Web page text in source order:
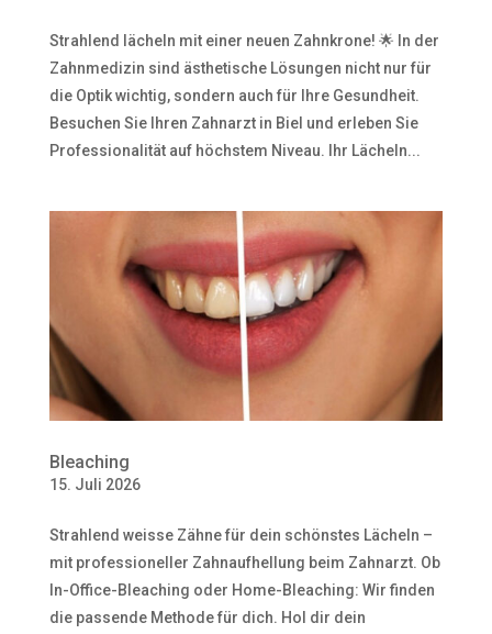
Strahlend lächeln mit einer neuen Zahnkrone! 🌟 In der
Zahnmedizin sind ästhetische Lösungen nicht nur für
die Optik wichtig, sondern auch für Ihre Gesundheit.
Besuchen Sie Ihren Zahnarzt in Biel und erleben Sie
Professionalität auf höchstem Niveau. Ihr Lächeln...
Bleaching
15. Juli 2026
Strahlend weisse Zähne für dein schönstes Lächeln –
mit professioneller Zahnaufhellung beim Zahnarzt. Ob
In-Office-Bleaching oder Home-Bleaching: Wir finden
die passende Methode für dich. Hol dir dein